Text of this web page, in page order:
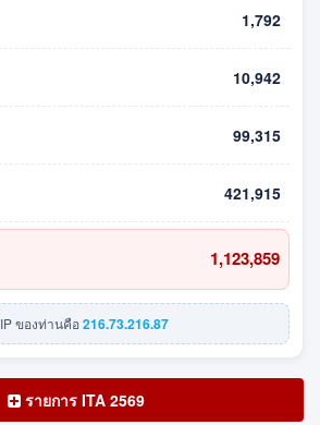
1,792
10,942
99,315
421,915
1,123,859
IP ของท่านคือ216.73.216.87
รายการ ITA 2569